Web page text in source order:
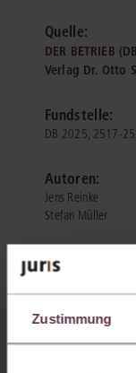
Zustimmung
Quelle:
DER BETRIEB
Verlag Dr. Otto
Fundstelle:
DB 2025, 2517-
Autoren:
Jens Reinke
Stefan Müller